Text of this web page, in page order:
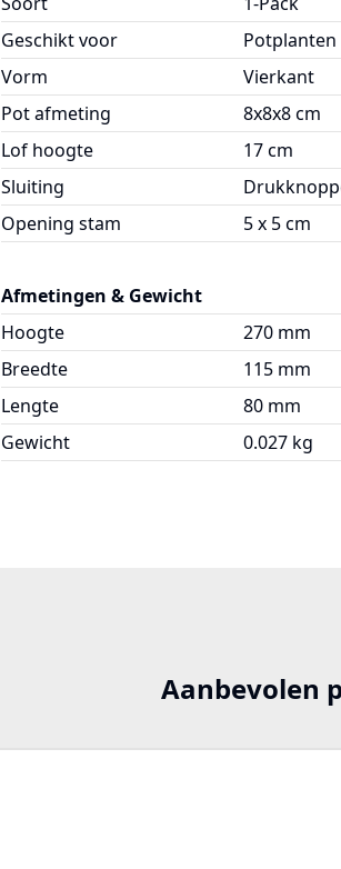
Geschikt voor
Potplanten
Vorm
Vierkant
Pot afmeting
8x8x8 cm
Lof hoogte
17 cm
Sluiting
Opening stam
5 x 5 cm
Afmetingen & Gewicht
Hoogte
270 mm
Breedte
115 mm
Lengte
80 mm
Gewicht
0.027 kg
Aanbevolen